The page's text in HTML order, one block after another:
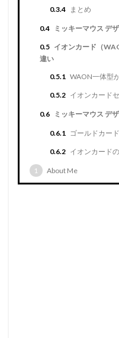
0.3.4 まとめ
0.4 ミッキーマウス デ
0.5 イオンカード（
違い
0.5.1 WAON一体型
0.5.2 イオンカード
0.6 ミッキーマウス デ
0.6.1 ゴールドカー
0.6.2 イオンカード
1 About Me